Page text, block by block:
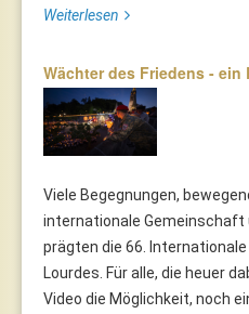
Weiterlesen
Wächter des Friedens -
Viele Begegnungen,
internationale Gemeinschaft
prägten die 66.
Lourdes. Für alle, die heuer
Video die Möglichkeit, noch